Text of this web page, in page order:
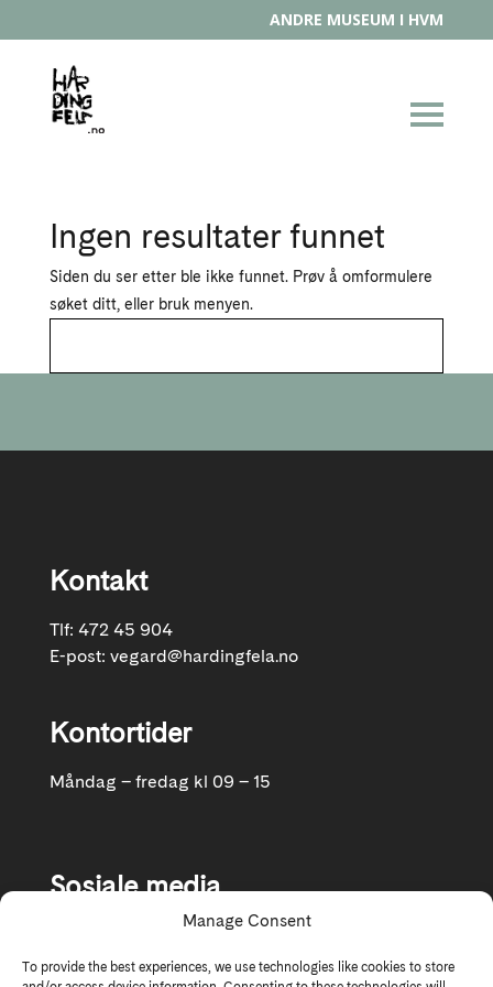
Manage Consent
To provide the best experiences, we use technologies like cookies to store
ANDRE MUSEUM I HVM
Ingen resultater funnet
Siden du ser etter ble ikke funnet. Prøv å omformulere
søket ditt, eller bruk menyen.
Kontakt
Tlf: 472 45 904
E-post: vegard@hardingfela.no
Kontortider
Måndag – fredag kl 09 – 15
Sosiale media
Følg oss gjerne på Facebook og Instagram